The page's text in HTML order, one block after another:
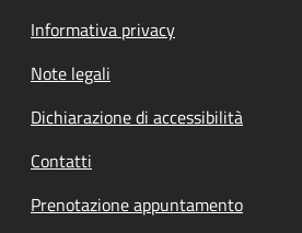
Informativa privacy
Note legali
Dichiarazione di accessibilità
Contatti
Prenotazione appuntamento